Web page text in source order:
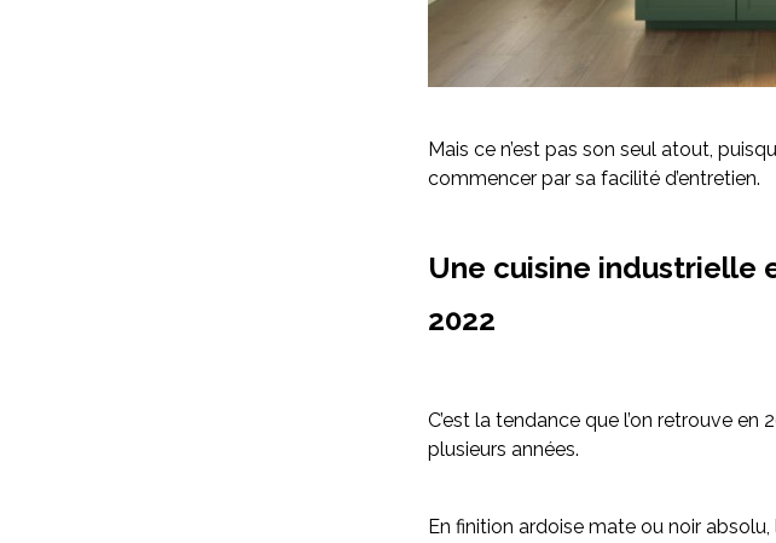
Mais ce n’est pas son seul atout,
commencer par sa facilité d’entretien.
Une cuisine industrielle
2022
C’est la tendance que l’on retrouve
plusieurs années.
En finition ardoise mate ou noir absolu,